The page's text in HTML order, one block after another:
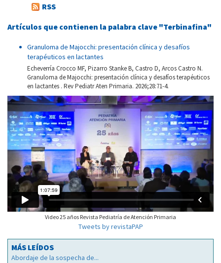
RSS
Artículos que contienen la palabra clave "Terbinafina"
Granuloma de Majocchi: presentación clínica y desafíos
terapéuticos en lactantes
Echeverría Crocco MF, Pizarro Stanke B, Castro D, Arcos Castro N.
Granuloma de Majocchi: presentación clínica y desafíos terapéuticos
en lactantes . Rev Pediatr Aten Primaria. 2026;28:71-4.
Video 25 años Revista Pediatría de Atención Primaria
Tweets by revistaPAP
MÁS LEÍDOS
Abordaje de la sospecha de...